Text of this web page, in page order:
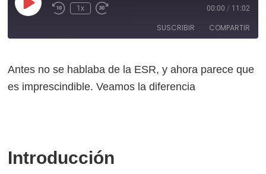
Reproducir
episodio
1x 00:00 / 11:02
SUSCRIBIR COMPARTIR
FEED RSS
COMPARTIR
Antes no se hablaba de la ESR, y ahora parece que
es imprescindible. Veamos la diferencia
Introducción